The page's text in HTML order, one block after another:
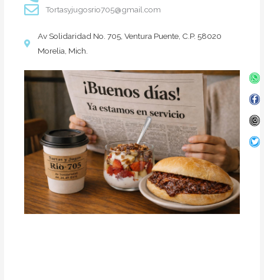
Tortasyjugosrio705@gmail.com
Av Solidaridad No. 705, Ventura Puente, C.P. 58020
Morelia, Mich.
f